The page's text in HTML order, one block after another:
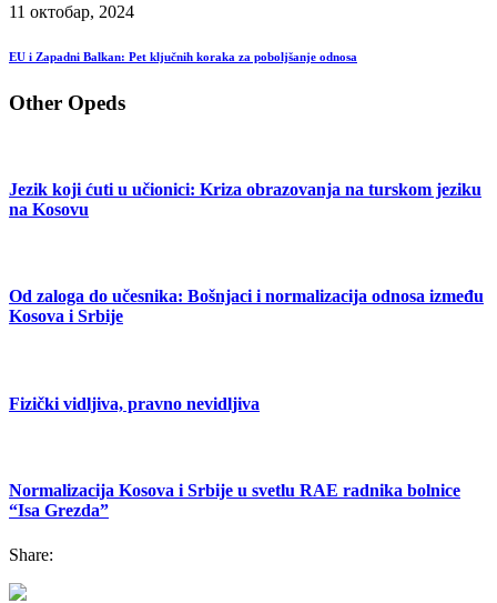
11 октобар, 2024
EU i Zapadni Balkan: Pet ključnih koraka za poboljšanje odnosa
Other Opeds
Jezik koji ćuti u učionici: Kriza obrazovanja na turskom jeziku
na Kosovu
Od zaloga do učesnika: Bošnjaci i normalizacija odnosa između
Kosova i Srbije
Fizički vidljiva, pravno nevidljiva
Normalizacija Kosova i Srbije u svetlu RAE radnika bolnice
“Isa Grezda”
Share: